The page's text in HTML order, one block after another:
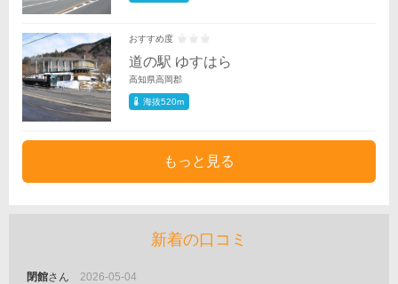
おすすめ度
道の駅 ゆすはら
高知県高岡郡
海抜520m
もっと見る
新着の口コミ
閉館さん 2026-05-04